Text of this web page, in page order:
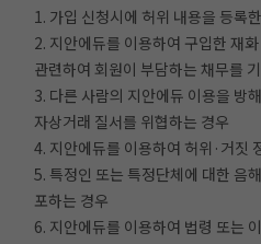
1. 가입 신청시에 허위 내용을 등록
2. 지안에듀를 이용하여 구입한 재
관련하여 회원이 부담하는 채무를
3. 다른 사람의 지안에듀 이용을 방
자상거래 질서를 위협하는 경우
4. 지안에듀를 이용하여 허위·거짓
5. 특정인 또는 특정단체에 대한 음
포하는 경우
6. 지안에듀를 이용하여 법령 또는